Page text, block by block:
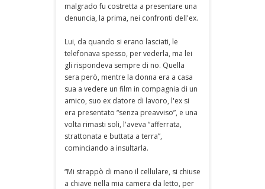
malgrado fu costretta a presentare una
denuncia, la prima, nei confronti dell'ex.
Lui, da quando si erano lasciati, le
telefonava spesso, per vederla, ma lei
gli rispondeva sempre di no. Quella
sera però, mentre la donna era a casa
sua a vedere un film in compagnia di un
amico, suo ex datore di lavoro, l'ex si
era presentato “senza preavviso”, e una
volta rimasti soli, l'aveva “afferrata,
strattonata e buttata a terra”,
cominciando a insultarla.
“Mi strappò di mano il cellulare, si chiuse
a chiave nella mia camera da letto, per